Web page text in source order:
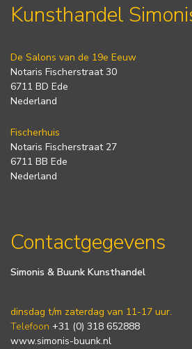
Kunsthandel
De Salons van de 19e Eeuw
Notaris Fischerstraat 30
6711 BD Ede
Nederland
Fischerhuis
Notaris Fischerstraat 27
6711 BB Ede
Nederland
Contactgegevens
Simonis & Buunk Kunsthandel
dinsdag t/m zaterdag van 11-17 uur.
Telefoon +31 (0) 318 652888
www.simonis-buunk.nl